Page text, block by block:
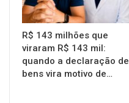
R$ 143 milhões que
viraram R$ 143 mil:
quando a declaração de
bens vira motivo de…